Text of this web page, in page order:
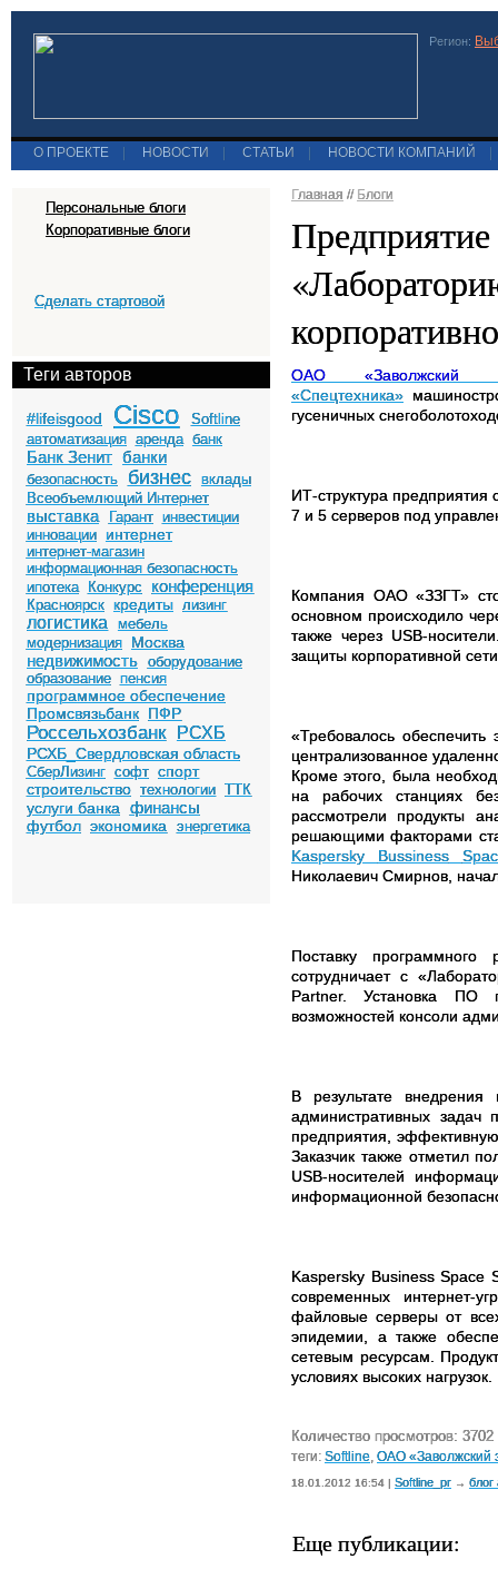
Регион:
О ПРОЕКТЕ НОВОСТИ СТАТЬИ НОВОСТИ КОМПАНИЙ
Персональные блоги
Корпоративные блоги
Сделать стартовой
Теги авторов
#lifeisgood Cisco
Softline
автоматизация аренда банк
Банк Зенит банки
безопасность бизнес
вклады
Всеобъемлющий Интернет
выставка Гарант инвестиции
инновации
интернет
интернет-магазин
информационная безопасность
ипотека
Конкурс конференция
Красноярск кредиты лизинг
логистика
мебель
модернизация
Москва
недвижимость оборудование
образование пенсия
программное обеспечение
Промсвязьбанк ПФР
Россельхозбанк РСХБ
РСХБ_Свердловская область
СберЛизинг софт спорт
строительство технологии ТТК
услуги банка финансы
футбол экономика энергетика
Главная // Блоги
ОАО «Заволжский
«Спецтехника»
гусеничных
ИТ-структура
7 и 5 серверов под
Компания ОАО «ЗЗГТ»
основном происходило
также через USB-
защиты корпоративной
«Требовалось
централизованное
Кроме этого, была
на рабочих станциях
рассмотрели продукты
решающими факторами
Kaspersky
Bussiness
Николаевич Смирнов,
Поставку
сотрудничает с
Partner. Установка ПО
возможностей консоли
В результате
административных задач
предприятия,
Заказчик также отметил
USB-носителей
информационной
Kaspersky Business Space
современных интернет-
файловые серверы от
эпидемии, а также
сетевым ресурсам.
условиях высоких нагрузок.
Количество просмотров: 3702
теги: Softline ОАО «Заволжский
18.01.2012 16:54 | Softline_pr → блог
Еще публикации: